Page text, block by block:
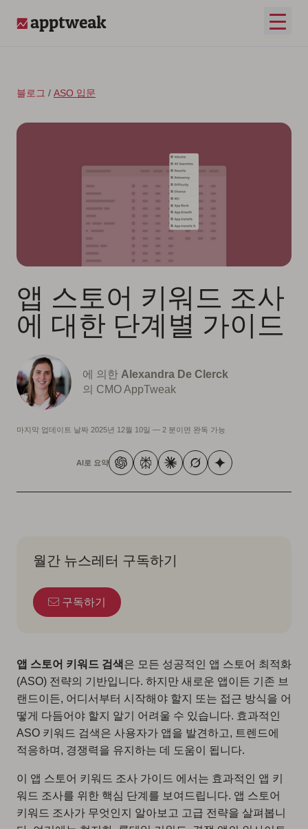
메인
블로그 / ASO 입문
앱 스토어 키워드 조사
에 대한 단계별 가이드
에 의한 Alexandra De Clerck
의 CMO AppTweak
마지막 업데이트 날짜 2025년 12월 10일 — 2 분이면 완독 가능
AI로 요약
월간 뉴스레터 구독하기
구독하기
앱 스토어 키워드 검색 은 모든 성공적인 앱 스토어 최적화
(ASO) 전략의 기반입니다. 하지만 새로운 앱이든 기존 브
랜드이든, 어디서부터 시작해야 할지 또는 접근 방식을 어
떻게 다듬어야 할지 알기 어려울 수 있습니다. 효과적인
ASO 키워드 검색은 사용자가 앱을 발견하고, 트렌드에
적응하며, 경쟁력을 유지하는 데 도움이 됩니다.
이 앱 스토어 키워드 조사 가이드 에서는 효과적인 앱 키
워드 조사를 위한 핵심 단계를 보여드립니다. 앱 스토어
키워드 조사가 무엇인지 알아보고 고급 전략을 살펴봅니